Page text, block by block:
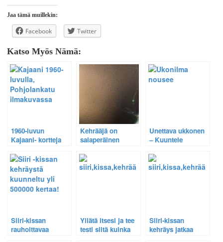
Jaa tämä muillekin:
Facebook Twitter
Katso Myös Nämä:
1960-luvun
Kajaani- kortteja
10000 kertaa – Näe
uusin löytö
Kehrääjä on
salaperäinen
Kuuntele sen
erikoista ääntä
Unettava ukkonen
– Kuuntele
tuulta, sadetta ja
linnun laulua
Siiri-kissan
rauhoittavaa
Yllätä itsesi ja tee
testi siitä kuinka
Siiri-kissan
kehräys jatkaa